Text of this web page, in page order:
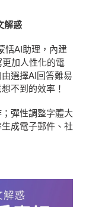
解惑
恬AI助理，內建
加人性化的電
選擇AI回答難易
不到的效率！
彈性調整字體大
成電子郵件、社